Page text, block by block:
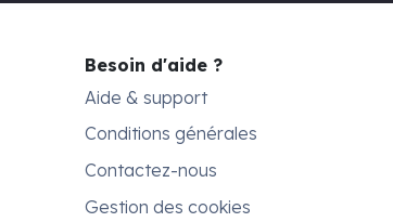
Besoin d'aide ?
Aide & support
Conditions générales
Contactez-nous
Gestion des cookies